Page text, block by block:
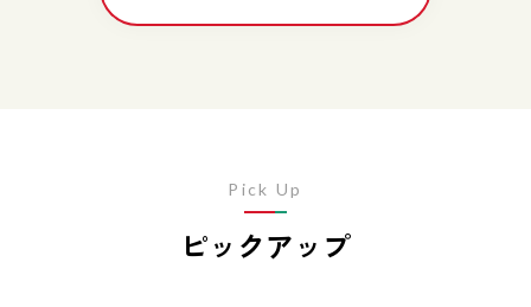
ピックアップ
Pick Up